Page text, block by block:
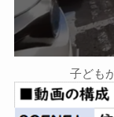
子ども